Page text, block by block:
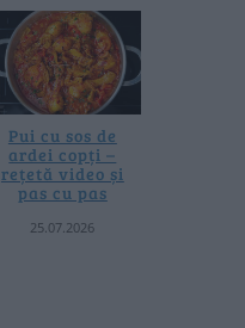
Pui cu sos de
ardei copți –
rețetă video și
pas cu pas
25.07.2026